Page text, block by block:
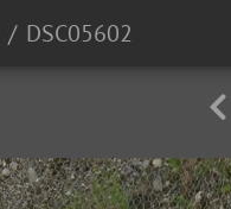
DSC05602